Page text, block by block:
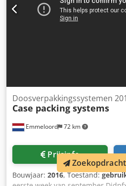
Emmeloord 72 km
Doosverpakkingssystemen
Case packing systems
Prijsinfo
Bouwjaar: 2016, Toestand: